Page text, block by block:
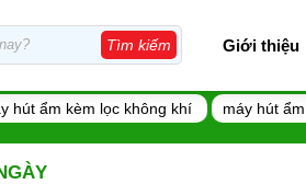
Tìm kiếm Giới thiệu
hút ẩm kèm lọc không khí máy hút